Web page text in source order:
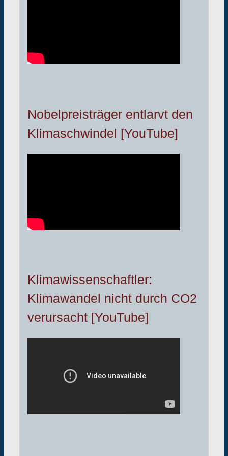
Nobelpreisträger entlarvt den
Klimaschwindel [YouTube]
Klimawissenschaftler:
Klimawandel nicht durch CO2
verursacht [YouTube]